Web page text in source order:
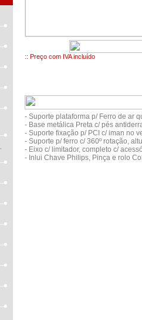
:: Preço com IVA incluído
- Suporte plataforma p/ Ferro de ar
- Base metálica Preta c/ pés
- Suporte fixação p/ PCI c/ iman no
- Suporte p/ ferro c/ 360º rotação,
- Eixo c/ limitador, completo c/
- Inlui Chave Philips, Pinça e rolo